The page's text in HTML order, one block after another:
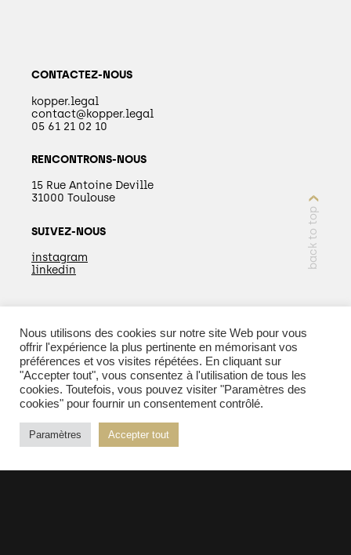
CONTACTEZ-NOUS
kopper.legal
contact@kopper.legal
05 61 21 02 10
RENCONTRONS-NOUS
15 Rue Antoine Deville
31000 Toulouse
SUIVEZ-NOUS
instagram
linkedin
EN SAVOIR PLUS
© 2026 Kopper - Tous droits réservés |
légales| Réalisation :PURE
back to top
Nous utilisons des cookies sur notre site Web pour vous
offrir l'expérience la plus pertinente en mémorisant vos
préférences et vos visites répétées. En cliquant sur
"Accepter tout", vous consentez à l'utilisation de tous les
cookies. Toutefois, vous pouvez visiter "Paramètres des
cookies" pour fournir un consentement contrôlé.
Paramètres Accepter tout